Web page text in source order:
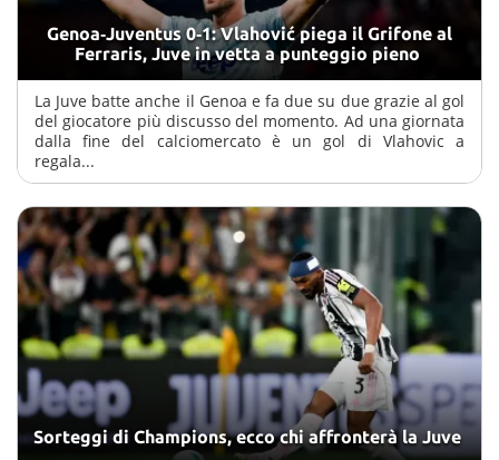
Genoa‑Juventus 0‑1: Vlahović piega il Grifone al
Ferraris, Juve in vetta a punteggio pieno
La Juve batte anche il Genoa e fa due su due grazie al gol
del giocatore più discusso del momento. Ad una giornata
dalla fine del calciomercato è un gol di Vlahovic a
regala...
Sorteggi di Champions, ecco chi affronterà la Juve